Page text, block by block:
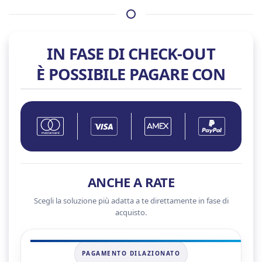
5070
IN FASE DI CHECK-OUT
È POSSIBILE PAGARE CON
ANCHE A RATE
Scegli la soluzione più adatta a te direttamente in fase di
acquisto.
PAGAMENTO DILAZIONATO